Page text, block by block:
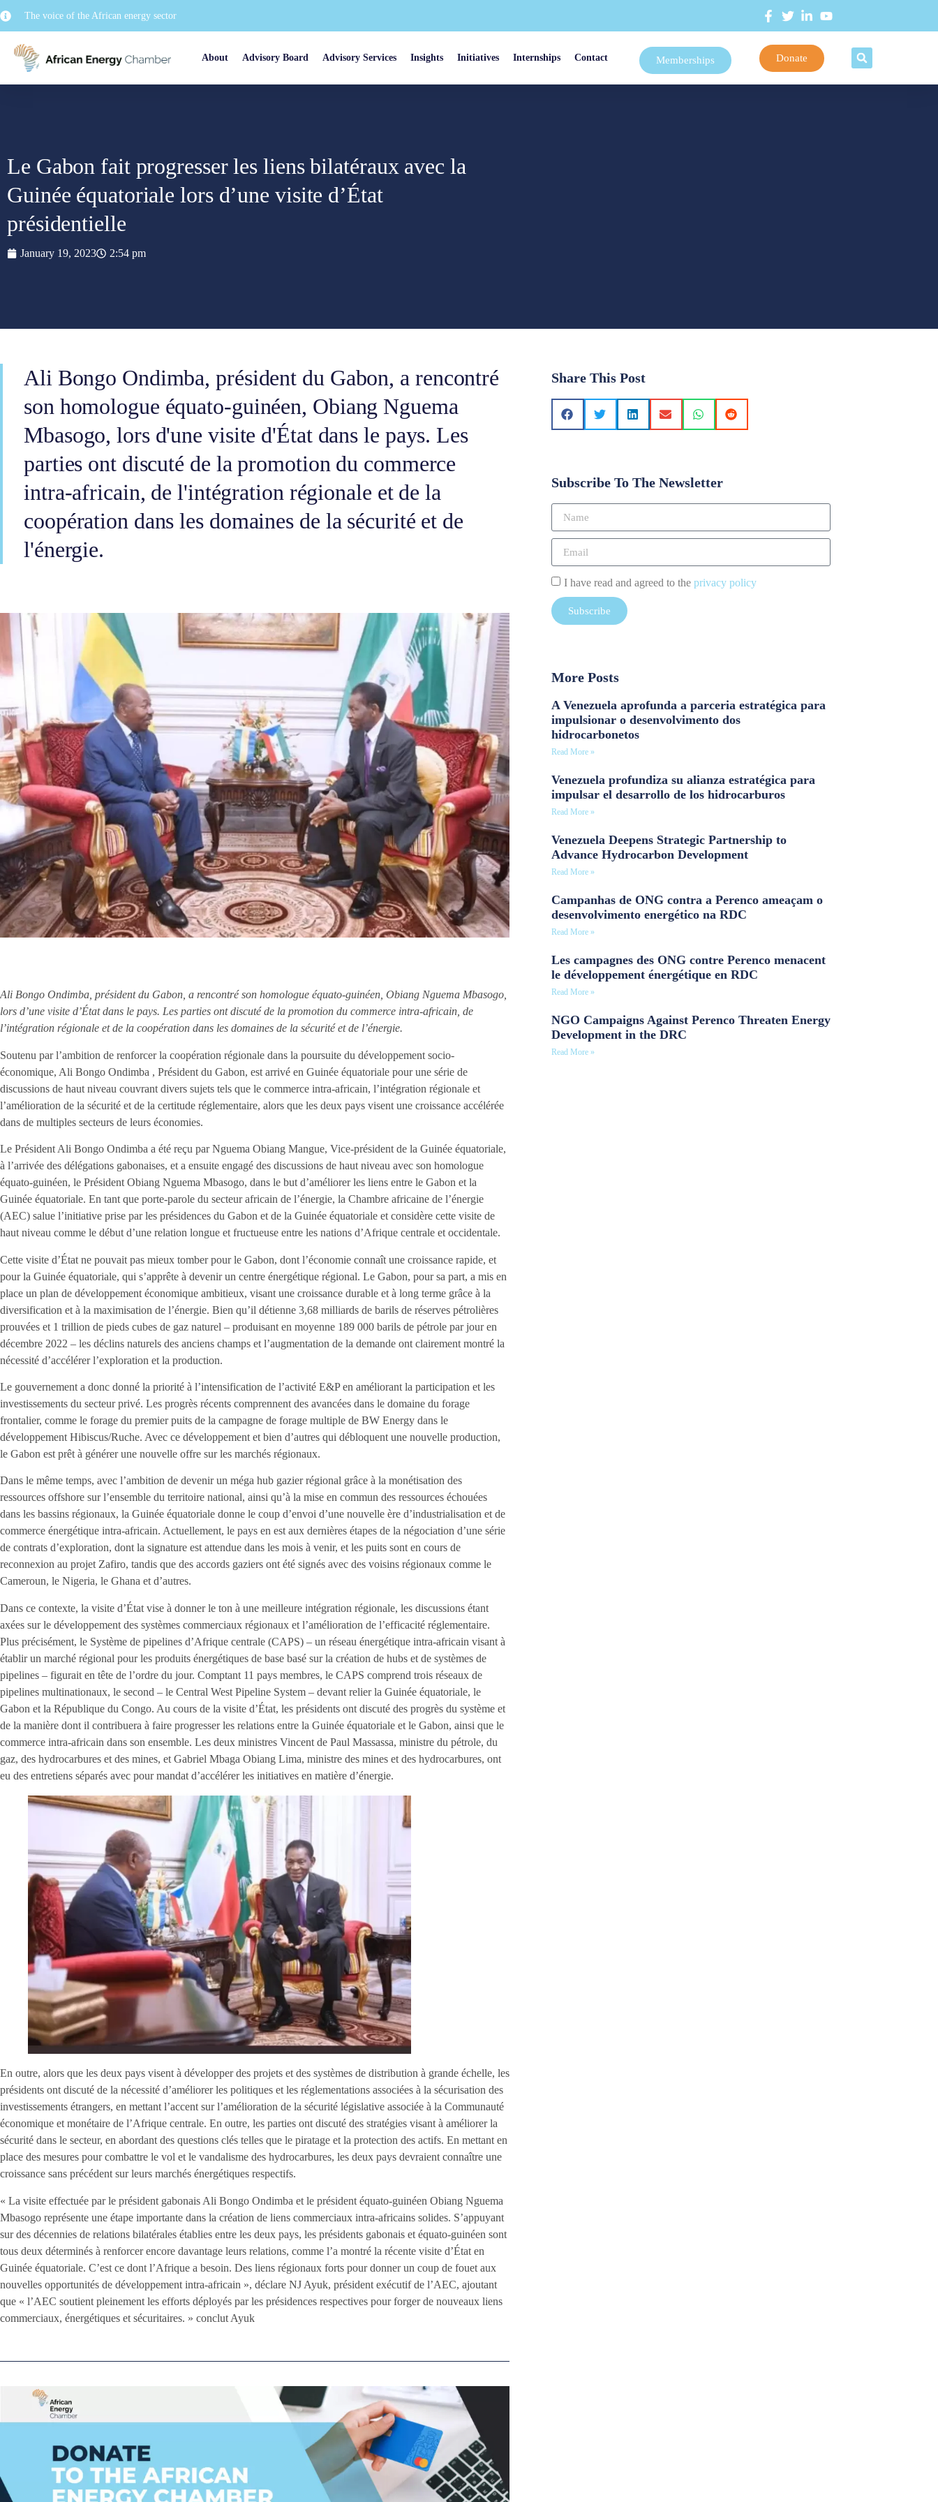
The voice of the African energy sector
About Advisory Board Advisory Services Insights Initiatives Internships Contact Memberships Donate
Le Gabon fait progresser les liens bilatéraux avec la
Guinée équatoriale lors d’une visite d’État
présidentielle
January 19, 2023 2:54 pm
Ali Bongo Ondimba, président du Gabon, a rencontré
son homologue équato-guinéen, Obiang Nguema
Mbasogo, lors d'une visite d'État dans le pays. Les
parties ont discuté de la promotion du commerce
intra-africain, de l'intégration régionale et de la
coopération dans les domaines de la sécurité et de
l'énergie.
Ali Bongo Ondimba, président du Gabon, a rencontré son homologue équato-guinéen, Obiang Nguema Mbasogo,
lors d’une visite d’État dans le pays. Les parties ont discuté de la promotion du commerce intra-africain, de
l’intégration régionale et de la coopération dans les domaines de la sécurité et de l’énergie.
Soutenu par l’ambition de renforcer la coopération régionale dans la poursuite du développement socio-
économique, Ali Bongo Ondimba , Président du Gabon, est arrivé en Guinée équatoriale pour une série de
discussions de haut niveau couvrant divers sujets tels que le commerce intra-africain, l’intégration régionale et
l’amélioration de la sécurité et de la certitude réglementaire, alors que les deux pays visent une croissance accélérée
dans de multiples secteurs de leurs économies.
Le Président Ali Bongo Ondimba a été reçu par Nguema Obiang Mangue, Vice-président de la Guinée équatoriale,
à l’arrivée des délégations gabonaises, et a ensuite engagé des discussions de haut niveau avec son homologue
équato-guinéen, le Président Obiang Nguema Mbasogo, dans le but d’améliorer les liens entre le Gabon et la
Guinée équatoriale. En tant que porte-parole du secteur africain de l’énergie, la Chambre africaine de l’énergie
(AEC) salue l’initiative prise par les présidences du Gabon et de la Guinée équatoriale et considère cette visite de
haut niveau comme le début d’une relation longue et fructueuse entre les nations d’Afrique centrale et occidentale.
Cette visite d’État ne pouvait pas mieux tomber pour le Gabon, dont l’économie connaît une croissance rapide, et
pour la Guinée équatoriale, qui s’apprête à devenir un centre énergétique régional. Le Gabon, pour sa part, a mis en
place un plan de développement économique ambitieux, visant une croissance durable et à long terme grâce à la
diversification et à la maximisation de l’énergie. Bien qu’il détienne 3,68 milliards de barils de réserves pétrolières
prouvées et 1 trillion de pieds cubes de gaz naturel – produisant en moyenne 189 000 barils de pétrole par jour en
décembre 2022 – les déclins naturels des anciens champs et l’augmentation de la demande ont clairement montré la
nécessité d’accélérer l’exploration et la production.
Le gouvernement a donc donné la priorité à l’intensification de l’activité E&P en améliorant la participation et les
investissements du secteur privé. Les progrès récents comprennent des avancées dans le domaine du forage
frontalier, comme le forage du premier puits de la campagne de forage multiple de BW Energy dans le
développement Hibiscus/Ruche. Avec ce développement et bien d’autres qui débloquent une nouvelle production,
le Gabon est prêt à générer une nouvelle offre sur les marchés régionaux.
Dans le même temps, avec l’ambition de devenir un méga hub gazier régional grâce à la monétisation des
ressources offshore sur l’ensemble du territoire national, ainsi qu’à la mise en commun des ressources échouées
dans les bassins régionaux, la Guinée équatoriale donne le coup d’envoi d’une nouvelle ère d’industrialisation et de
commerce énergétique intra-africain. Actuellement, le pays en est aux dernières étapes de la négociation d’une série
de contrats d’exploration, dont la signature est attendue dans les mois à venir, et les puits sont en cours de
reconnexion au projet Zafiro, tandis que des accords gaziers ont été signés avec des voisins régionaux comme le
Cameroun, le Nigeria, le Ghana et d’autres.
Dans ce contexte, la visite d’État vise à donner le ton à une meilleure intégration régionale, les discussions étant
axées sur le développement des systèmes commerciaux régionaux et l’amélioration de l’efficacité réglementaire.
Plus précisément, le Système de pipelines d’Afrique centrale (CAPS) – un réseau énergétique intra-africain visant à
établir un marché régional pour les produits énergétiques de base basé sur la création de hubs et de systèmes de
pipelines – figurait en tête de l’ordre du jour. Comptant 11 pays membres, le CAPS comprend trois réseaux de
pipelines multinationaux, le second – le Central West Pipeline System – devant relier la Guinée équatoriale, le
Gabon et la République du Congo. Au cours de la visite d’État, les présidents ont discuté des progrès du système et
de la manière dont il contribuera à faire progresser les relations entre la Guinée équatoriale et le Gabon, ainsi que le
commerce intra-africain dans son ensemble. Les deux ministres Vincent de Paul Massassa, ministre du pétrole, du
gaz, des hydrocarbures et des mines, et Gabriel Mbaga Obiang Lima, ministre des mines et des hydrocarbures, ont
eu des entretiens séparés avec pour mandat d’accélérer les initiatives en matière d’énergie.
En outre, alors que les deux pays visent à développer des projets et des systèmes de distribution à grande échelle, les
présidents ont discuté de la nécessité d’améliorer les politiques et les réglementations associées à la sécurisation des
investissements étrangers, en mettant l’accent sur l’amélioration de la sécurité législative associée à la Communauté
économique et monétaire de l’Afrique centrale. En outre, les parties ont discuté des stratégies visant à améliorer la
sécurité dans le secteur, en abordant des questions clés telles que le piratage et la protection des actifs. En mettant en
place des mesures pour combattre le vol et le vandalisme des hydrocarbures, les deux pays devraient connaître une
croissance sans précédent sur leurs marchés énergétiques respectifs.
« La visite effectuée par le président gabonais Ali Bongo Ondimba et le président équato-guinéen Obiang Nguema
Mbasogo représente une étape importante dans la création de liens commerciaux intra-africains solides. S’appuyant
sur des décennies de relations bilatérales établies entre les deux pays, les présidents gabonais et équato-guinéen sont
tous deux déterminés à renforcer encore davantage leurs relations, comme l’a montré la récente visite d’État en
Guinée équatoriale. C’est ce dont l’Afrique a besoin. Des liens régionaux forts pour donner un coup de fouet aux
nouvelles opportunités de développement intra-africain », déclare NJ Ayuk, président exécutif de l’AEC, ajoutant
que « l’AEC soutient pleinement les efforts déployés par les présidences respectives pour forger de nouveaux liens
commerciaux, énergétiques et sécuritaires. » conclut Ayuk
Share This Post
Subscribe To The Newsletter
I have read and agreed to the privacy policy
Subscribe
More Posts
A Venezuela aprofunda a parceria estratégica para
impulsionar o desenvolvimento dos
hidrocarbonetos
Read More »
Venezuela profundiza su alianza estratégica para
impulsar el desarrollo de los hidrocarburos
Read More »
Venezuela Deepens Strategic Partnership to
Advance Hydrocarbon Development
Read More »
Campanhas de ONG contra a Perenco ameaçam o
desenvolvimento energético na RDC
Read More »
Les campagnes des ONG contre Perenco menacent
le développement énergétique en RDC
Read More »
NGO Campaigns Against Perenco Threaten Energy
Development in the DRC
Read More »